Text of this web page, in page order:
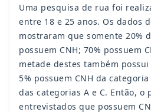
Uma pesquisa de rua foi
entre 18 e 25 anos. Os dados
mostraram que somente 20%
possuem CNH; 70% possuem
metade destes também
5% possuem CNH da
das categorias A e C. Então, o
entrevistados que possuem